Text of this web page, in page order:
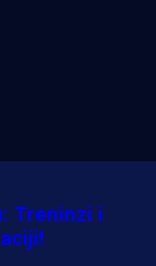
Treninzi i